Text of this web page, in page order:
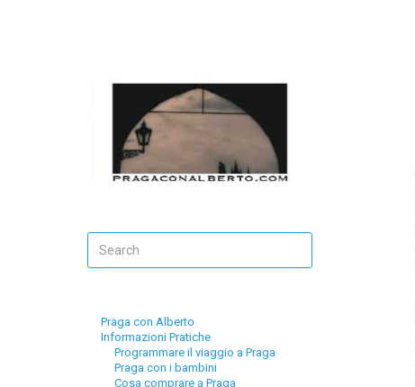
Praga con Alberto
Informazioni Pratiche
Programmare il viaggio a Praga
Praga con i bambini
Cosa comprare a Praga